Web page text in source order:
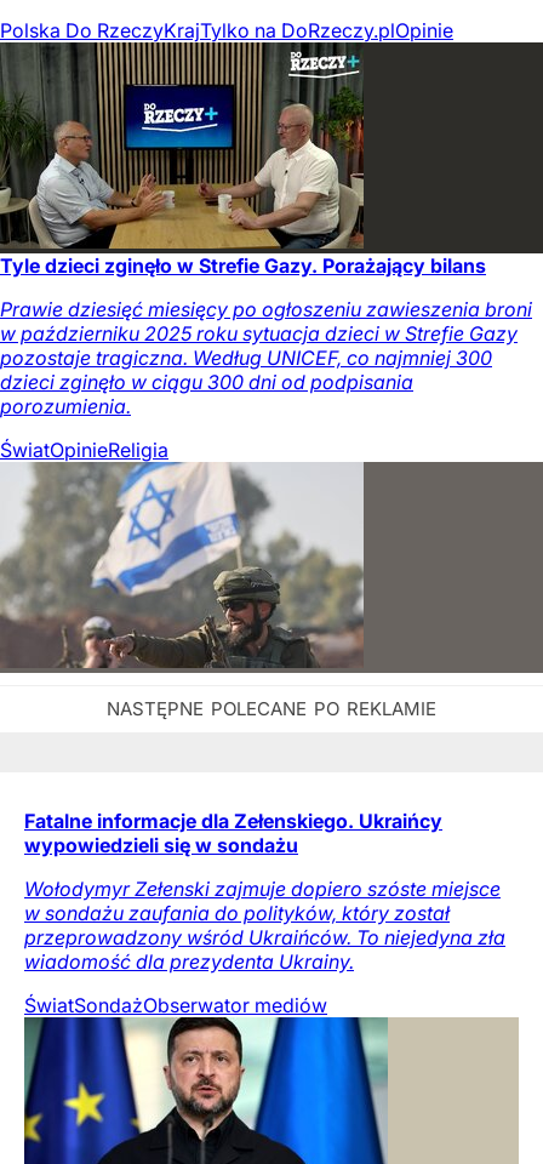
Polska Do RzeczyKrajTylko na DoRzeczy.plOpinie
Tyle dzieci zginęło w Strefie Gazy. Porażający bilans
Prawie dziesięć miesięcy po ogłoszeniu zawieszenia broni
w październiku 2025 roku sytuacja dzieci w Strefie Gazy
pozostaje tragiczna. Według UNICEF, co najmniej 300
dzieci zginęło w ciągu 300 dni od podpisania
porozumienia.
ŚwiatOpinieReligia
Fatalne informacje dla Zełenskiego. Ukraińcy
wypowiedzieli się w sondażu
Wołodymyr Zełenski zajmuje dopiero szóste miejsce
w sondażu zaufania do polityków, który został
przeprowadzony wśród Ukraińców. To niejedyna zła
wiadomość dla prezydenta Ukrainy.
ŚwiatSondażObserwator mediów